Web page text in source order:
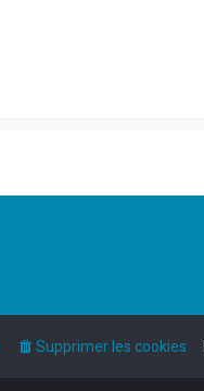
Supprimer les cookies